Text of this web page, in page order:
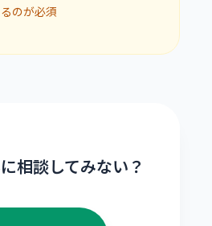
のが必須
相談してみない？